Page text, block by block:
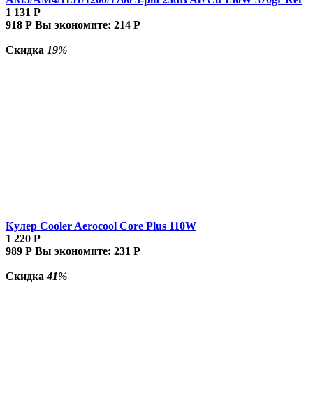
1 131 Р
918 Р Вы экономите: 214 Р
Скидка 19%
Кулер Cooler Aerocool Core Plus 110W
1 220 Р
989 Р Вы экономите: 231 Р
Скидка41%